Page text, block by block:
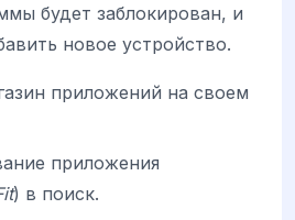
будет заблокирован, и
новое устройство.
приложений на своем
приложения
) в поиск.